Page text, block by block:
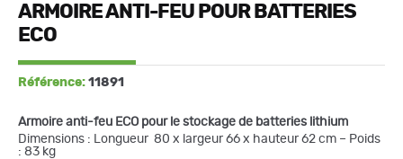
ARMOIRE ANTI-FEU POUR BATTERIES
ECO
Référence: 11891
Armoire anti-feu ECO pour le stockage de batteries lithium
Dimensions : Longueur 80 x largeur 66 x hauteur 62 cm – Poids
: 83 kg